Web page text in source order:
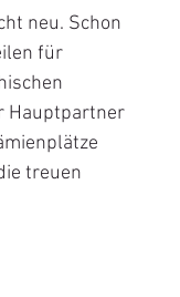
neu. Schon
für
Hauptpartner
treuen